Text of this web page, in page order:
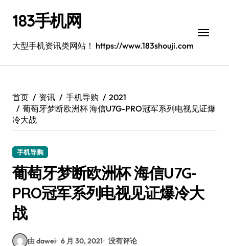
183手机网
大型手机资讯类网站！ https://www.183shouji.com
首页 资讯 手机导购
2021
葡萄牙梦断欧洲杯 海信U7G-PRO冠军系列电视见证爆
冷大战
手机导购
葡萄牙梦断欧洲杯 海信U7G-
PRO冠军系列电视见证爆冷大
战
由 dawei 6 月 30, 2021 没有评论